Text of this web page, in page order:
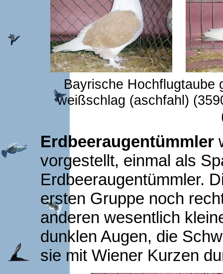
Bayrische Hochflugtaube
weißschlag (aschfahl)
Erdbeeraugentümmler
vorgestellt, einmal als
Erdbeeraugentümmler.
ersten Gruppe noch
anderen wesentlich
dunklen Augen, die
sie mit Wiener Kurzen